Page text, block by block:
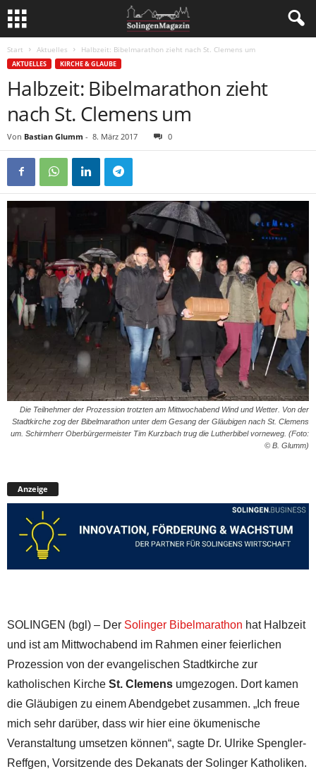
Start Aktuelles Halbzeit: Bibelmarathon zieht nach St. Clemens um
AKTUELLES KIRCHE & GLAUBE
Halbzeit: Bibelmarathon zieht
nach St. Clemens um
Von Bastian Glumm - 8. März 2017 0
Die Teilnehmer der Prozession trotzten am Mittwochabend Wind und Wetter. Von der
Stadtkirche zog der Bibelmarathon unter dem Gesang der Gläubigen nach St. Clemens
um. Schirmherr Oberbürgermeister Tim Kurzbach trug die Lutherbibel vorneweg. (Foto:
© B. Glumm)
Anzeige
SOLINGEN (bgl) – Der Solinger Bibelmarathon hat Halbzeit
und ist am Mittwochabend im Rahmen einer feierlichen
Prozession von der evangelischen Stadtkirche zur
katholischen Kirche St. Clemens umgezogen. Dort kamen
die Gläubigen zu einem Abendgebet zusammen. „Ich freue
mich sehr darüber, dass wir hier eine ökumenische
Veranstaltung umsetzen können“, sagte Dr. Ulrike Spengler-
Reffgen, Vorsitzende des Dekanats der Solinger Katholiken.